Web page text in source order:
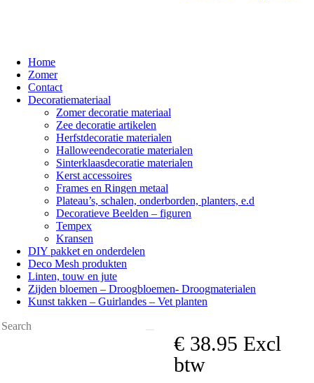
Home
Zomer
Contact
Decoratiemateriaal
Zomer decoratie materiaal
Zee decoratie artikelen
Herfstdecoratie materialen
Halloweendecoratie materialen
Sinterklaasdecoratie materialen
Kerst accessoires
Frames en Ringen metaal
Plateau’s, schalen, onderborden, planters, e.d
Decoratieve Beelden – figuren
Tempex
Kransen
DIY pakket en onderdelen
Deco Mesh produkten
Linten, touw en jute
Zijden bloemen – Droogbloemen- Droogmaterialen
Kunst takken – Guirlandes – Vet planten
€ 38.95 Excl
btw